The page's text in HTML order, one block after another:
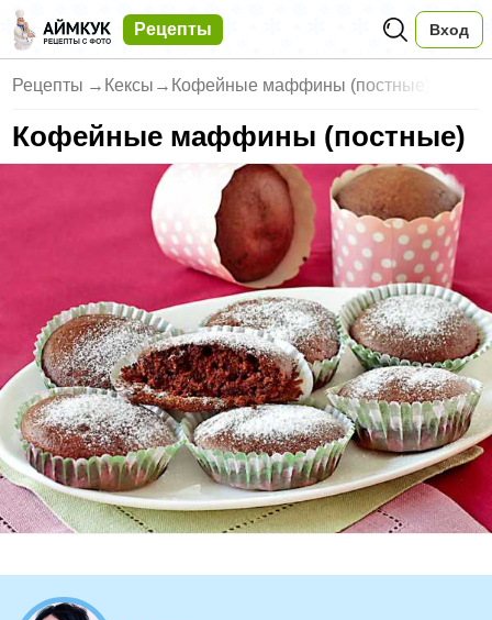
Рецепты Вход
Рецепты → Кексы → Кофейные маффины (постные)
Кофейные маффины (постные)